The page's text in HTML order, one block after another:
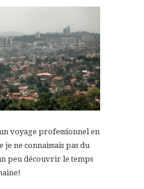
voyage professionnel en
je ne connaissais pas du
peu découvrir le temps